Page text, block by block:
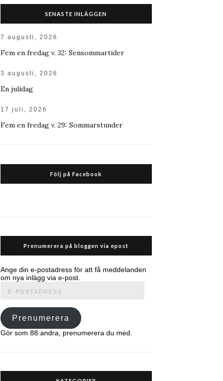
SENASTE INLÄGGEN
7 augusti, 2026
Fem en fredag v. 32: Sensommartider
3 augusti, 2026
En julidag
17 juli, 2026
Fem en fredag v. 29: Sommarstunder
Följ på Facebook
Prenumerera på bloggen via epost
Ange din e-postadress för att få meddelanden
om nya inlägg via e-post.
postadress
Prenumerera
Gör som 88 andra, prenumerera du med.